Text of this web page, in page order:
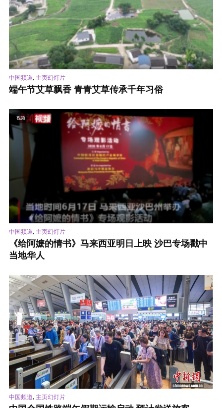
中国频道, 主页幻灯片
端午节艾草飘香 青青艾草传承千年习俗
视频
中国频道, 主页幻灯片
《给阿嬷的情书》马来西亚明日上映 沙巴专场戳中
当地华人
中国频道, 主页幻灯片